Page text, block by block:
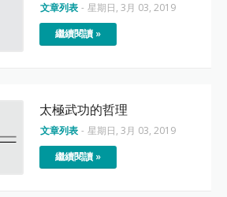
文章列表 - 星期日, 3月 03, 2019
繼續閱讀 »
太極武功的哲理
文章列表 - 星期日, 3月 03, 2019
繼續閱讀 »